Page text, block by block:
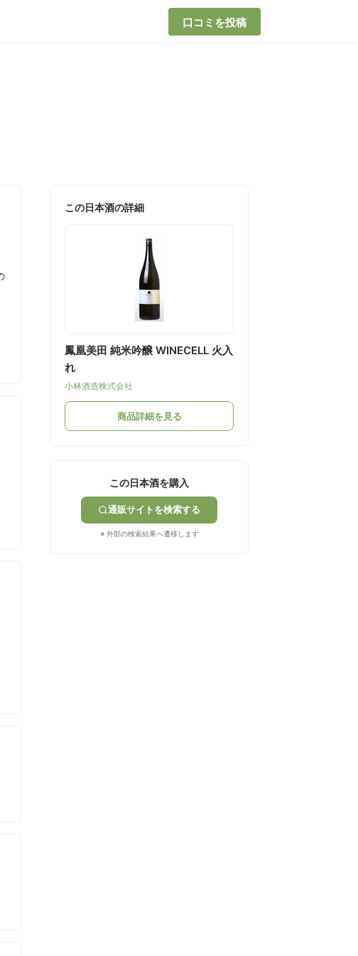
口コミを投稿
この日本酒の詳細
鳳凰美田 純米吟醸 WINECELL 火入
れ
小林酒造株式会社
商品詳細を見る
この日本酒を購入
通販サイトを検索する
※ 外部の検索結果へ遷移します